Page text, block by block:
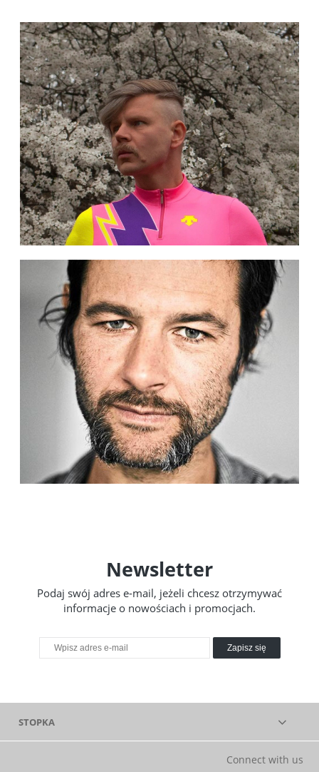
Newsletter
Podaj swój adres e-mail, jeżeli chcesz otrzymywać
informacje o nowościach i promocjach.
Zapisz się
STOPKA
Connect with us